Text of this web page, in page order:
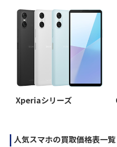
Xperiaシリーズ
人気スマホの買取価格表一覧